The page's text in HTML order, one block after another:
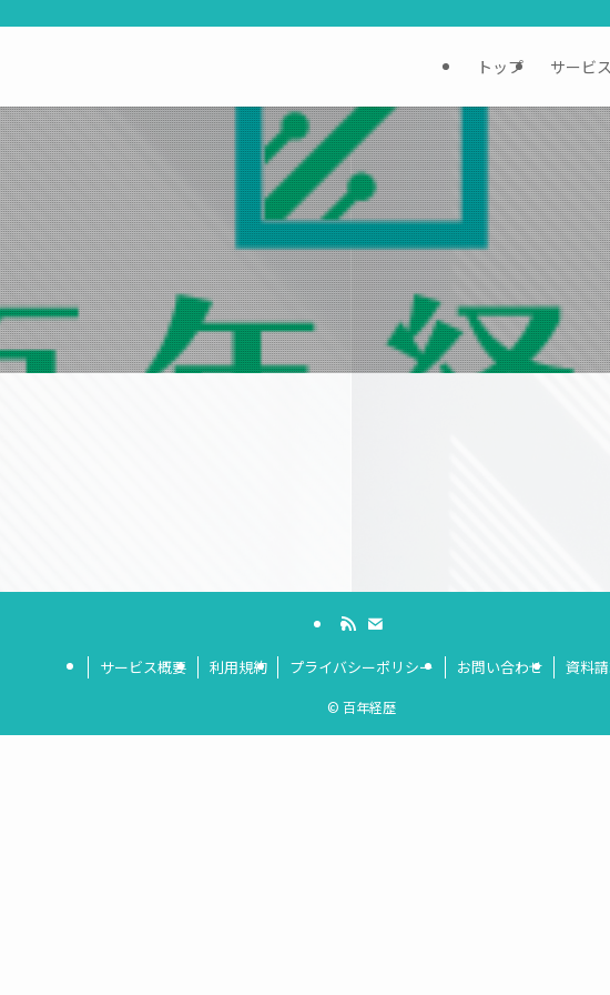
トップ サービ
サービス概要 利用規約 プライバシーポリシー お問い合わせ 資料
© 百年経歴